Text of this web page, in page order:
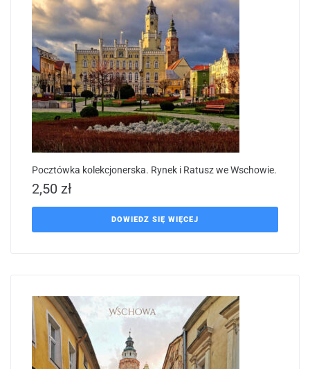
Pocztówka kolekcjonerska. Rynek i Ratusz we Wschowie.
2,50 zł
DOWIEDZ SIĘ WIĘCEJ